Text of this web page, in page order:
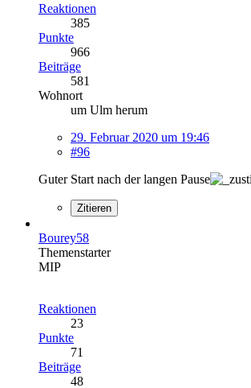
Reaktionen
385
Punkte
966
Beiträge
581
Wohnort
um Ulm herum
29. Februar 2020 um 19:46
#96
Guter Start nach der langen Pause
Zitieren
Bourey58
Themenstarter
MIP
Reaktionen
23
Punkte
71
Beiträge
48